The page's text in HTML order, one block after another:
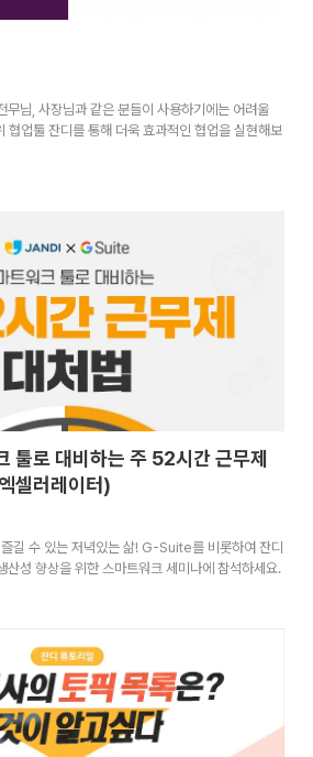
무님, 사장님과 같은 분들이 사용하기에는 어려울
협업툴 잔디를 통해 더욱 효과적인 협업을 실현해보
툴로 대비하는 주 52시간 근무제
셀러레이터)
길 수 있는 저녁있는 삶! G-Suite를 비롯하여 잔디
산성 향상을 위한 스마트워크 세미나에 참석하세요.